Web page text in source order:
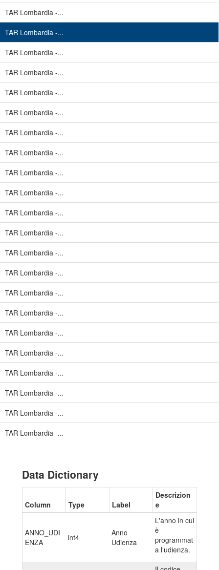
TAR Lombardia -...
TAR Lombardia -...
TAR Lombardia -...
TAR Lombardia -...
TAR Lombardia -...
TAR Lombardia -...
TAR Lombardia -...
TAR Lombardia -...
TAR Lombardia -...
TAR Lombardia -...
TAR Lombardia -...
TAR Lombardia -...
TAR Lombardia -...
TAR Lombardia -...
TAR Lombardia -...
TAR Lombardia -...
TAR Lombardia -...
TAR Lombardia -...
TAR Lombardia -...
TAR Lombardia -...
TAR Lombardia -...
TAR Lombardia -...
Data Dictionary
Column Type Label
Descrizion
e
ANNO_UDI
ENZA
int4
Anno
Udienza
L'anno in cui
è
programmat
a l'udienza.